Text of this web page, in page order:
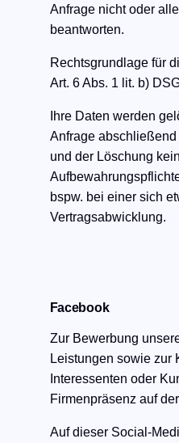
Anfrage nicht oder
beantworten.
Rechtsgrundlage für
Art. 6 Abs. 1 lit. b)
Ihre Daten werden
Anfrage
und der Löschung
bspw. bei einer sich
Vertragsabwicklung.
Facebook
Zur Bewerbung
Leistungen sowie zur
Interessenten oder
Firmenpräsenz auf
Auf dieser Social-